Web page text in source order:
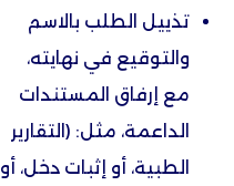
تذييل الطلب بالاسم
والتوقيع في نهايته،
مع إرفاق المستندات
الداعمة، مثل: (التقارير
الطبية، أو إثبات دخل، أو